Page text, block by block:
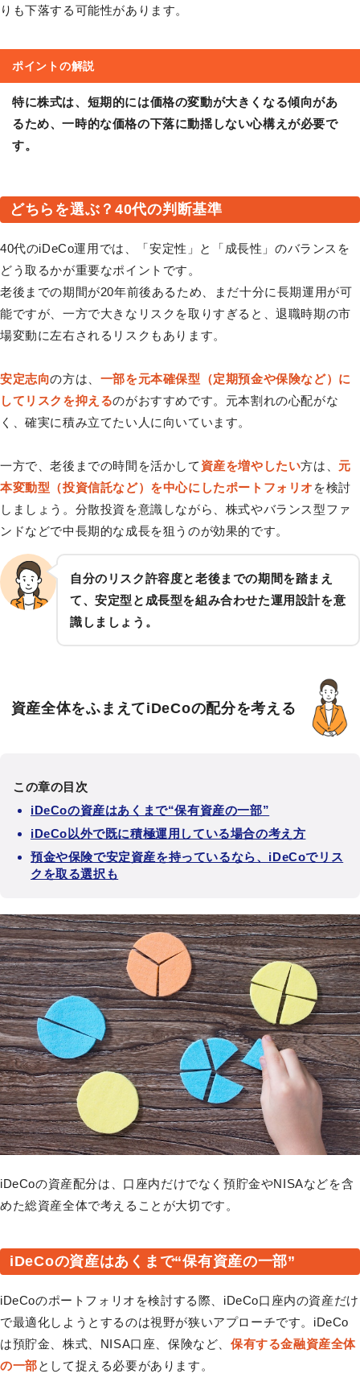
りも下落する可能性があります。
ポイントの解説
特に株式は、短期的には価格の変動が大きくなる傾向があ
るため、一時的な価格の下落に動揺しない心構えが必要で
す。
どちらを選ぶ？40代の判断基準
40代のiDeCo運用では、「安定性」と「成長性」のバランスを
どう取るかが重要なポイントです。
老後までの期間が20年前後あるため、まだ十分に長期運用が可
能ですが、一方で大きなリスクを取りすぎると、退職時期の市
場変動に左右されるリスクもあります。
安定志向の方は、 一部を元本確保型（定期預金や保険など）に
してリスクを抑えるのがおすすめです。元本割れの心配がな
く、確実に積み立てたい人に向いています。
一方で、老後までの時間を活かして 資産を増やしたい方は、 元
本変動型（投資信託など）を中心にしたポートフォリオ を検討
しましょう。分散投資を意識しながら、株式やバランス型ファ
ンドなどで中長期的な成長を狙うのが効果的です。
自分のリスク許容度と老後までの期間を踏まえ
て、安定型と成長型を組み合わせた運用設計を意
識しましょう。
資産全体をふまえてiDeCoの配分を考える
この章の目次
iDeCoの資産はあくまで“保有資産の一部”
iDeCo以外で既に積極運用している場合の考え方
預金や保険で安定資産を持っているなら、iDeCoでリス
クを取る選択も
iDeCoの資産配分は、口座内だけでなく預貯金やNISAなどを含
めた総資産全体で考えることが大切です。
iDeCoの資産はあくまで“保有資産の一部”
iDeCoのポートフォリオを検討する際、iDeCo口座内の資産だけ
で最適化しようとするのは視野が狭いアプローチです。iDeCo
は預貯金、株式、NISA口座、保険など、 保有する金融資産全体
の一部として捉える必要があります。